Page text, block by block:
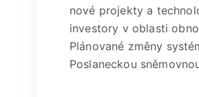
nové projekty a
investory v oblasti
Plánované změny
Poslaneckou